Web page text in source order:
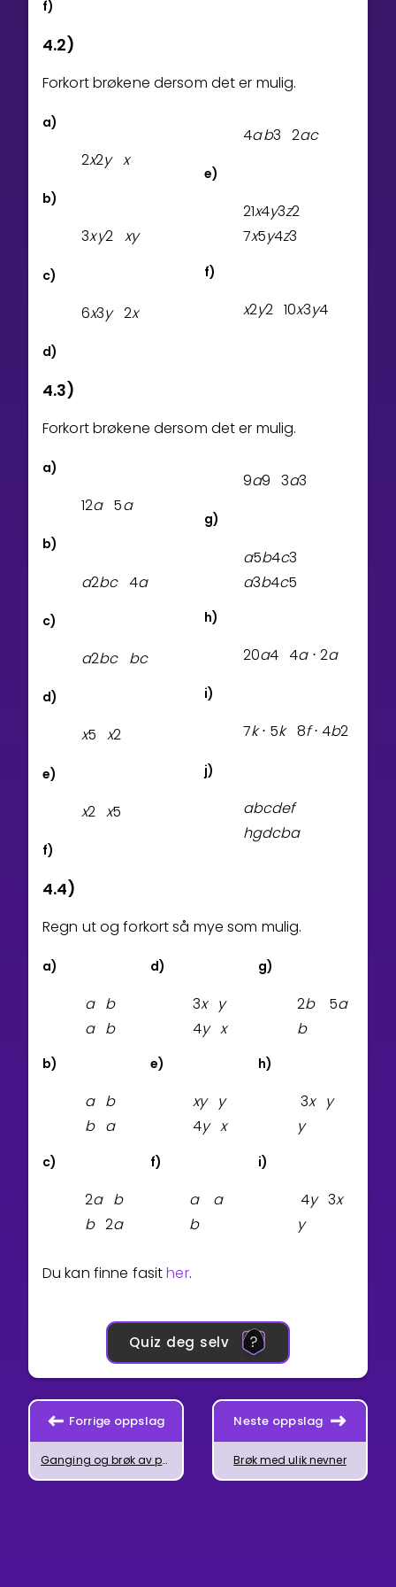
f)
4.2)
Forkort brøkene dersom det er mulig.
a)
2x2y x
b)
3xy2 xy
c)
6x3y 2x
d)
4ab3 2ac
e)
21x4y3z2
7x5y4z3
f)
x2y2 10x3y4
4.3)
Forkort brøkene dersom det er mulig.
a)
12a 5a
b)
a2bc 4a
c)
a2bc bc
d)
x5 x2
e)
x2 x5
f)
9a9 3a3
g)
a5b4c3
a3b4c5
h)
20a4 4a ⋅ 2a
i)
7k ⋅ 5k 8f ⋅ 4b2
j)
abcdef
hgdcba
4.4)
Regn ut og forkort så mye som mulig.
a)
a b
a b
b)
a b
b a
c)
2a b
b 2a
d)
3x
y
4y x
e)
xy
y
4y x
f)
a
a
b
g)
2b 5a
b
h)
3x
y
y
i)
4y 3x
y
Du kan finne fasither.
Quiz deg selv
Forrige oppslag
Ganging og brøk av potenser
Neste oppslag
Brøk med ulik nevner